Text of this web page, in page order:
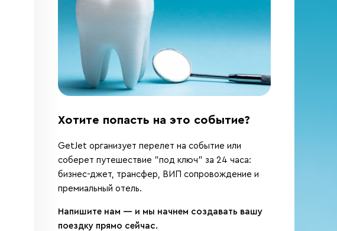
Хотите попасть на это событие?
GetJet организует перелет на событие или
соберет путешествие "под ключ" за 24 часа:
бизнес-джет, трансфер, ВИП сопровождение и
премиальный отель.
Напишите нам — и мы начнем создавать вашу
поездку прямо сейчас.